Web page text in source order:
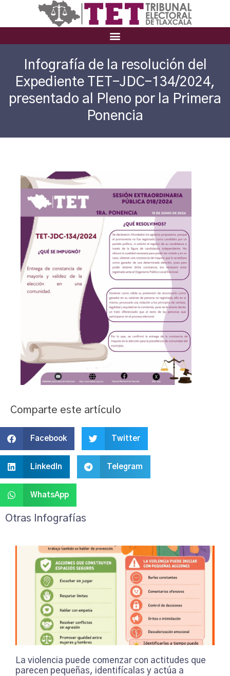
Infografía de la resolución del
Expediente TET-JDC-134/2024,
presentado al Pleno por la Primera
Ponencia
Comparte este artículo
Facebook Twitter
LinkedIn Telegram
WhatsApp
Otras Infografías
La violencia puede comenzar con actitudes que
parecen pequeñas, identifícalas y actúa a